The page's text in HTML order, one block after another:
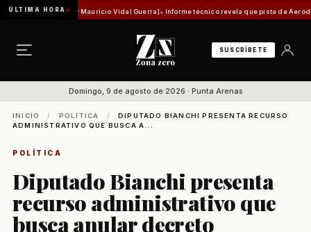
ÚLTIMA HORA
histórica [Por Mauricio Vidal Guerra] Informe técnico revela que pista de Aeródromo
SUSCRÍBETE
Domingo, 9 de agosto de 2026 · Punta Arenas
INICIO / POLÍTICA /
DIPUTADO BIANCHI PRESENTA RECURSO
ADMINISTRATIVO QUE BUSCA A...
POLÍTICA
Diputado Bianchi presenta
recurso administrativo que
busca anular decreto